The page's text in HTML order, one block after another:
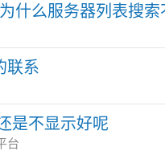
什么服务器列表搜索
联系
是不显示好呢
台